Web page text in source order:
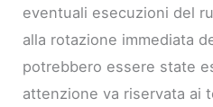
eventuali esecuzioni del
alla rotazione immediata
potrebbero essere state
attenzione va riservata ai